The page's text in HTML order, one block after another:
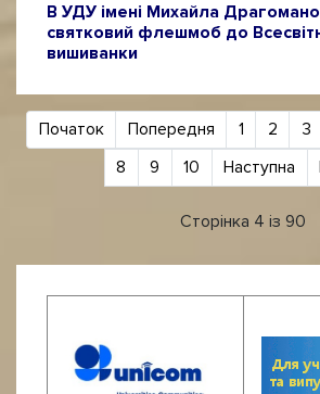
В УДУ імені Михайла
святковий флешмоб до
вишиванки
Початок Попередня 1 2 3
8
9 10 Наступна
Сторінка 4 із 90